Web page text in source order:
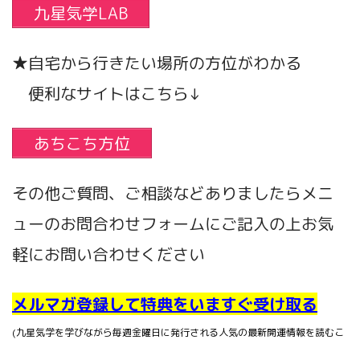
九星気学LAB
★自宅から行きたい場所の方位がわかる
便利なサイトはこちら↓
あちこち方位
その他ご質問、ご相談などありましたらメニ
ューのお問合わせフォームにご記入の上お気
軽にお問い合わせください
メルマガ登録して特典をいますぐ受け取る
(九星気学を学びながら毎週金曜日に発行される人気の最新開運情報を読むこ